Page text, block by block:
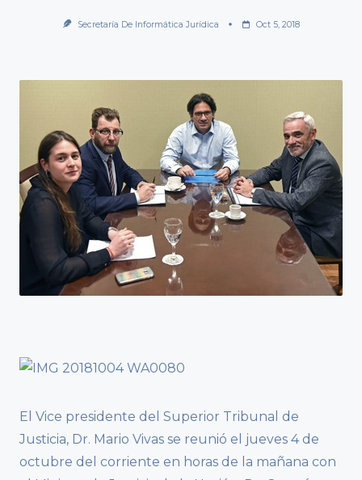
Secretaría De Informática Jurídica Oct 5, 2018
El Vice presidente del Superior Tribunal de
Justicia, Dr. Mario Vivas se reunió el jueves 4 de
octubre del corriente en horas de la mañana con